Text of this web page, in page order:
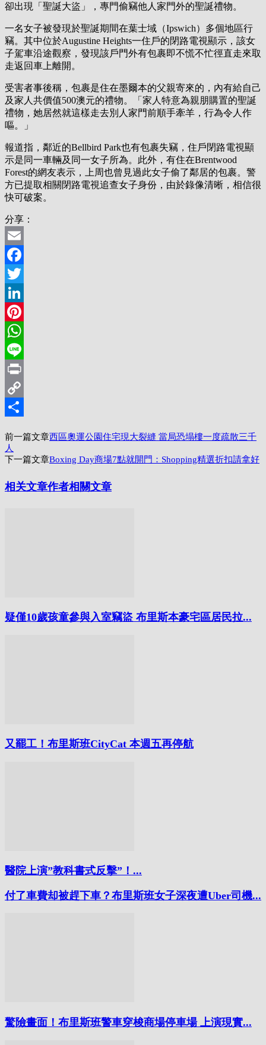
卻出現「聖誕大盜」，專門偷竊他人家門外的聖誕禮物。
一名女子被發現於聖誕期間在葉士域（Ipswich）多個地區行
竊。其中位於Augustine Heights一住戶的閉路電視顯示，該女
子駕車沿途觀察，發現該戶門外有包裹即不慌不忙徑直走來取
走返回車上離開。
受害者事後稱，包裹是住在墨爾本的父親寄來的，內有給自己
及家人共價值500澳元的禮物。「家人特意為親朋購置的聖誕
禮物，她居然就這樣走去別人家門前順手牽羊，行為令人作
嘔。」
報道指，鄰近的Bellbird Park也有包裹失竊，住戶閉路電視顯
示是同一車輛及同一女子所為。此外，有住在Brentwood
Forest的網友表示，上周也曾見過此女子偷了鄰居的包裹。警
方已提取相關閉路電視追查女子身份，由於錄像清晰，相信很
快可破案。
分享：
Email
Facebook
Twitter
LinkedIn
Pinterest
WhatsApp
Line
Print
Copy
享
前一篇文章西區奧運公園住宅現大裂縫 當局恐塌樓一度疏散三千
人
下一篇文章Boxing Day商場7點就開門：Shopping精選折扣請拿好
相关文章作者相關文章
疑僅10歲孩童參與入室竊盜 布里斯本豪宅區居民拉...
又罷工！布里斯班CityCat 本週五再停航
醫院上演”教科書式反擊”！...
付了車費却被趕下車？布里斯班女子深夜遭Uber司機...
驚險畫面！布里斯班警車穿梭商場停車場 上演現實...